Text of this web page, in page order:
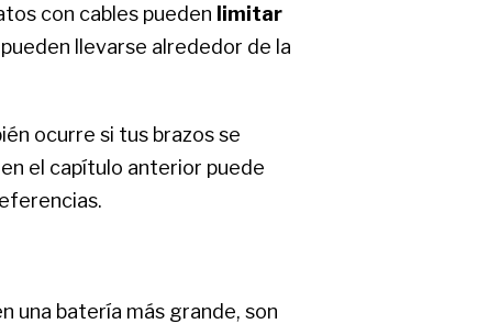
con cables pueden limitar
llevarse alrededor de la
ocurre si tus brazos se
el capítulo anterior puede
una batería más grande, son